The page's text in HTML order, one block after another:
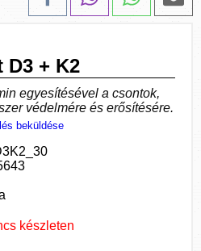
+ K2
egyesítésével a csontok,
védelmére és erősítésére.
beküldése
készleten